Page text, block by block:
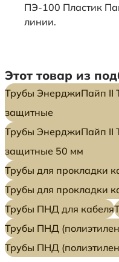
ПЭ-100 Пластик
линии.
Этот товар из
Трубы ЭнерджиПайп II
защитные
Трубы ЭнерджиПайп II
защитные 50 мм
Трубы для прокладки
Трубы для прокладки
Трубы ПНД для кабеля
Трубы ПНД
Трубы ПНД